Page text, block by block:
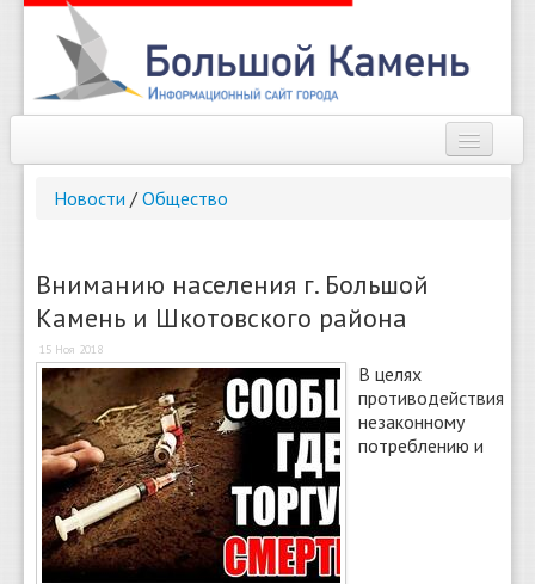
Справочник
Погода
О сайте
Новости / Общество
Вниманию населения г. Большой
Камень и Шкотовского района
15 Ноя 2018
В целях
противодействия
незаконному
потреблению и